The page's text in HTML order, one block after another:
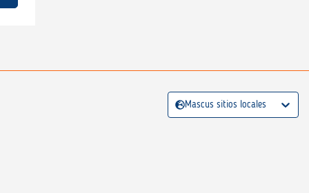
Mascus sitios locales